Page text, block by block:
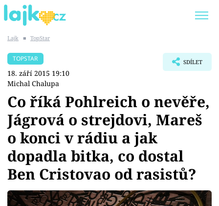
SHOPAHOLICADEL
Témata
Showbyznys
Youtubeři
Virály
Lajk ■ TopStar
TOPSTAR
18. září 2015 19:10
Michal Chalupa
SDÍLET
Co říká Pohlreich o nevěře,
Jágrová o strejdovi, Mareš
o konci v rádiu a jak
dopadla bitka, co dostal
Ben Cristovao od rasistů?